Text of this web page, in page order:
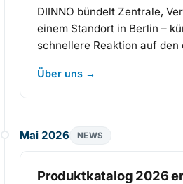
DIINNO bündelt Zentrale,
einem Standort in Berlin –
schnellere Reaktion auf
Über uns →
Mai 2026 NEWS
Produktkatalog 2026